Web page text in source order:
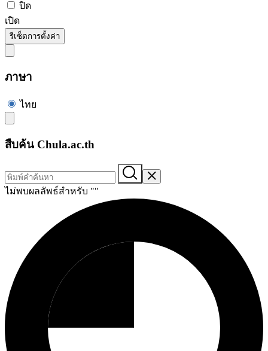
ปิด
เปิด
รีเซ็ตการตั้งค่า
ภาษา
ไทย
สืบค้น Chula.ac.th
ไม่พบผลลัพธ์สำหรับ ""